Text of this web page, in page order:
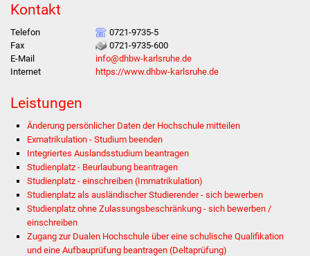
Kontakt
Veröffentlichungen
Wahlen
Stadtinfo
Jubiläumsjahr 2021
Kontakt
Telefon
0721-9735-5
Fax
0721-9735-600
E-Mail
info@dhbw-karlsruhe.de
Internet
https://www.dhbw-karlsruhe.de
Leistungen
Änderung persönlicher Daten der Hochschule mitteilen
Exmatrikulation - Studium beenden
Integriertes Auslandsstudium beantragen
Studienplatz - Beurlaubung beantragen
Studienplatz - einschreiben (Immatrikulation)
Studienplatz als ausländischer Studierender - sich bewerben
Studienplatz ohne Zulassungsbeschränkung - sich bewerben /
einschreiben
Zugang zur Dualen Hochschule über eine schulische Qualifikation
und eine Aufbauprüfung beantragen (Deltaprüfung)